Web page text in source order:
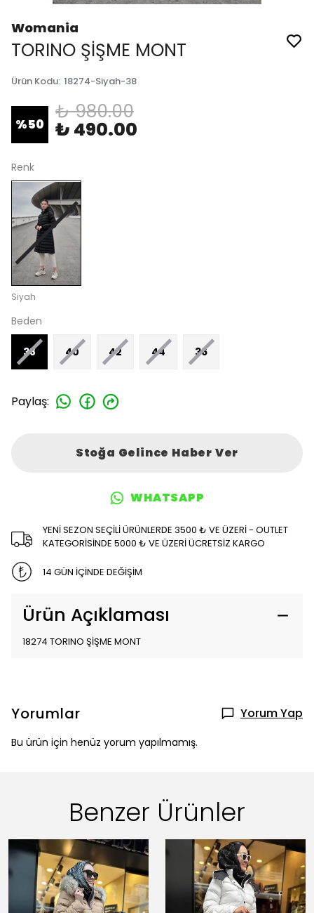
Womania
TORINO ŞİŞME MONT
Ürün Kodu: 18274-Siyah-38
%50
₺ 980.00
₺ 490.00
Renk
Siyah
Beden
38 40 42 44 36
Paylaş:
Stoğa Gelince Haber Ver
WHATSAPP
YENİ SEZON SEÇİLİ ÜRÜNLERDE 3500 ₺ VE ÜZERİ - OUTLET
KATEGORİSİNDE 5000 ₺ VE ÜZERİ ÜCRETSİZ KARGO
14 GÜN İÇİNDE DEĞİŞİM
Ürün Açıklaması
18274 TORINO ŞİŞME MONT
Yorumlar Yorum Yap
Bu ürün için henüz yorum yapılmamış.
Benzer Ürünler